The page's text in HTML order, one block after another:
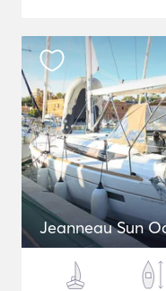
Jeanneau Sun